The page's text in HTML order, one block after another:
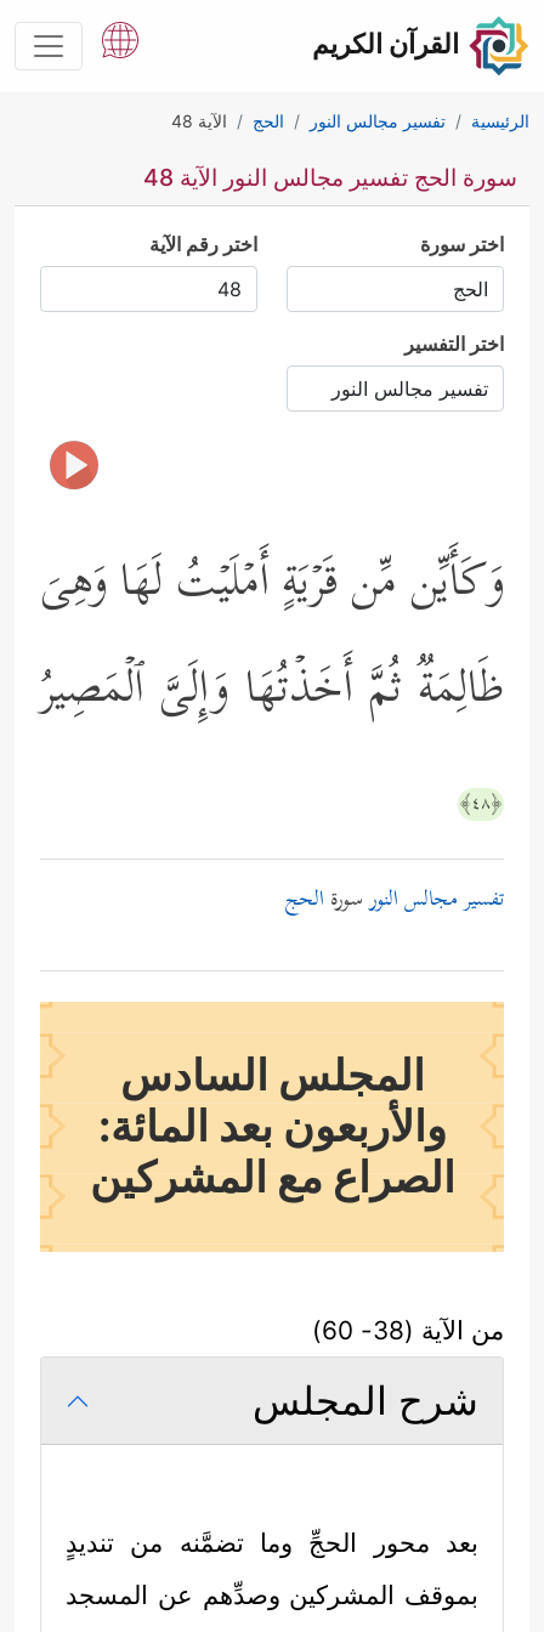
القرآن الكريم
الرئيسية تفسير مجالس النور الحج الآية 48
سورة الحج تفسير مجالس النور الآية 48
اختر سورة اختر رقم الآية
اختر التفسير
وَكَأَیِّن مِّن قَرۡیَةٍ أَمۡلَیۡتُ لَهَا وَهِیَ
ظَالِمَةࣱ ثُمَّ أَخَذۡتُهَا وَإِلَیَّ ٱلۡمَصِیرُ
﴿٤٨﴾
تفسير مجالس النورسورة الحج
المجلس السادس
والأربعون بعد المائة:
الصراع مع المشركين
من الآية (38- 60)
شرح المجلس
بعد محور الحجِّ وما تضمَّنه من تنديدٍ
بموقف المشركين وصدِّهم عن المسجد